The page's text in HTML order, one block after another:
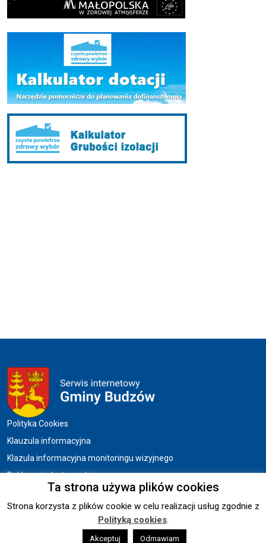
Menu w stopce
Polityka Cookies
Klauzula informacyjna
Klazula informacyjna monitoringu wizyjnego
Deklaracja dostępności
Copyright © 2026 UG BUDZÓW.
Wykonanie: sm32 STUDIO
Ta strona używa plików cookies
Strona korzysta z plików cookie w celu realizacji usług zgodnie z
Polityką cookies.
Akceptuj Odmawiam